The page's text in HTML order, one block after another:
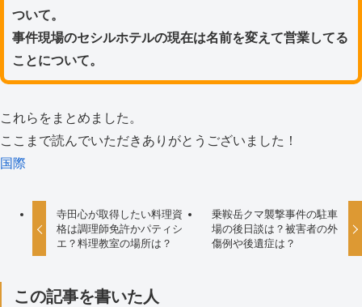
ついて。
事件現場のセシルホテルの現在は名前を変えて営業してる
ことについて。
これらをまとめました。
ここまで読んでいただきありがとうございました！
国際
寺田心が取得したい料理資
格は調理師免許かパティシ
エ？料理教室の場所は？
乗鞍岳クマ襲撃事件の駐車
場の後日談は？被害者の外
傷例や後遺症は？
この記事を書いた人